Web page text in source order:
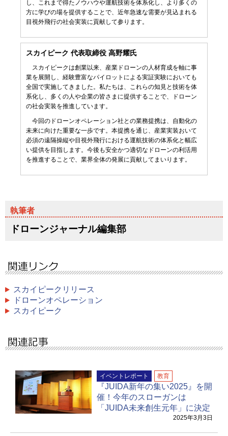
し、これまで得たノウハウや運航技術を体系化し、より多くの
方に学びの場を提供することで、近年急速な需要が見込まれる
目視外飛行の社会実装に貢献して参ります。
スカイピーク 代表取締役 高野耀氏
スカイピークは創業以来、産業ドローンの人材育成を軸に事
業を展開し、経験豊富なパイロットによる実証実験においても
全国で実施してきました。私たちは、これらの知見と技術を体
系化し、多くの人や企業の皆さまに提供することで、ドローン
の社会実装を推進しています。
今回のドローンオペレーション社との業務提携は、自動化の
未来に向けた重要な一歩です。本提携を通じ、産業実装おいて
必須の遠隔操縦や目視外飛行における運航技術の体系化と幅広
い提供を目指します。今後も安全かつ適切なドローンの利活用
を推進することで、業界全体の発展に貢献してまいります。
ドローンジャーナル編集部
スカイピークリリース
ドローンオペレーション
スカイピーク
イベントレポート 教育
『JUIDA新年の集い2025』を開
催！今年のスローガンは
「JUIDA未来創生元年」に決定
2025年3月3日